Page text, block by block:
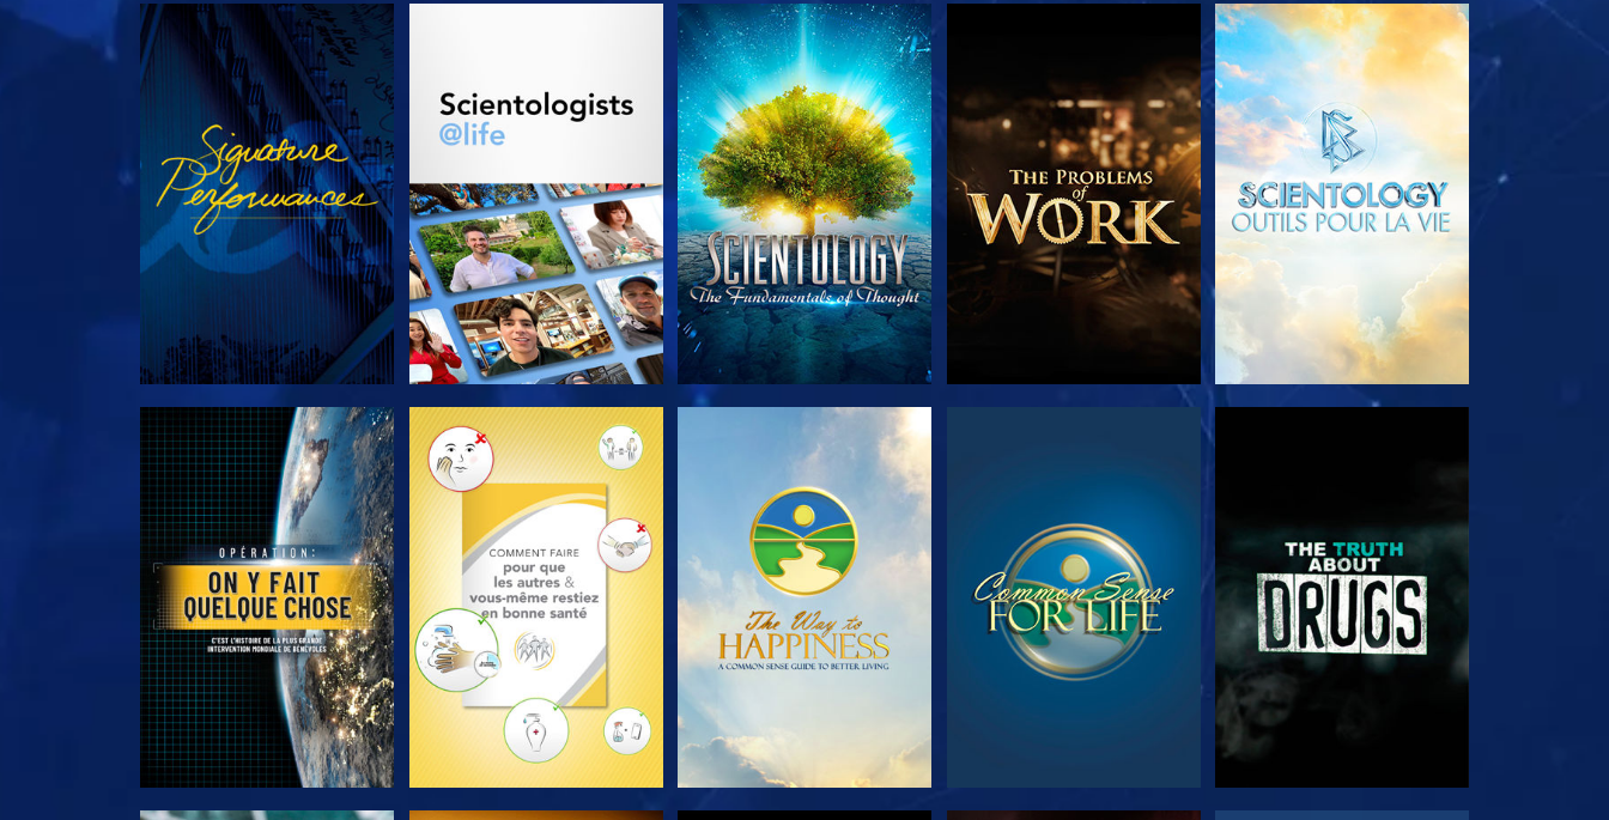
REGARDER REGARDER DÉCOUVRIR LES SÉRIES DÉCOUVRIR LES SÉRIES
DÉCOUVRIR LES SÉRIES DÉCOUVRIR LES SÉRIES